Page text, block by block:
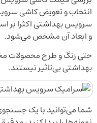
انتخاب و تعویض کاشی
سرویس بهداشتی اکثرا بر
و ابعاد آن مشخص می‌شود.
حتی رنگ و طرح محصولات
بهداشتی بی‌تاثیر نیستند.
شما می‌توانید با یک